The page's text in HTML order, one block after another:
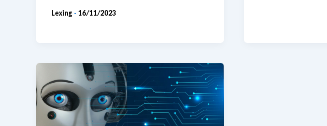
Lexing - 16/11/2023